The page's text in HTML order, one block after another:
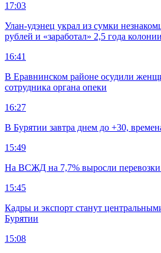
17:03
Улан-удэнец украл из сумки
рублей и «заработал» 2,5 года колонии
16:41
В Еравнинском районе осудили
сотрудника органа опеки
16:27
В Бурятии завтра днем до +30,
15:49
На ВСЖД на 7,7% выросли перевозки
15:45
Кадры и экспорт станут
Бурятии
15:08